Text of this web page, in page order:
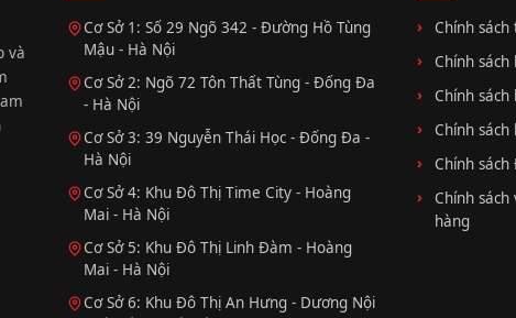
và
Cơ Sở 1: Số 29 Ngõ 342 - Đường Hồ Tùng
Mậu - Hà Nội
Cơ Sở 2: Ngõ 72 Tôn Thất Tùng - Đống Đa
- Hà Nội
Cơ Sở 3: 39 Nguyễn Thái Học - Đống Đa -
Hà Nội
Cơ Sở 4: Khu Đô Thị Time City - Hoàng
Mai - Hà Nội
Cơ Sở 5: Khu Đô Thị Linh Đàm - Hoàng
Mai - Hà Nội
Cơ Sở 6: Khu Đô Thị An Hưng - Dương Nội
Chính sách
Chính
Chính
Chính
Chính
Chính
hàng